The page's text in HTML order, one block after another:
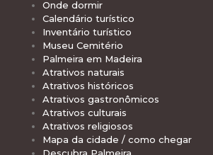
Onde dormir
Calendário turístico
Inventário turístico
Museu Cemitério
Palmeira em Madeira
Atrativos naturais
Atrativos históricos
Atrativos gastronômicos
Atrativos culturais
Atrativos religiosos
Mapa da cidade / como chegar